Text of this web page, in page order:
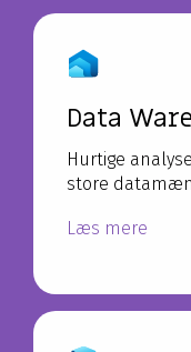
Data
Hurtige
store
Læs mere